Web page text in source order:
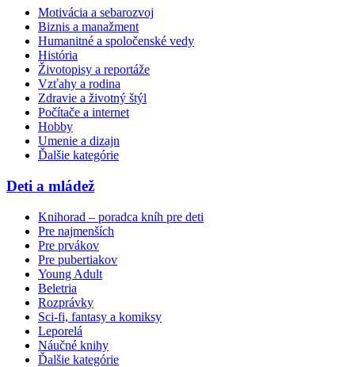
Motivácia a sebarozvoj
Biznis a manažment
Humanitné a spoločenské vedy
História
Životopisy a reportáže
Vzťahy a rodina
Zdravie a životný štýl
Počítače a internet
Hobby
Umenie a dizajn
Ďalšie kategórie
Deti a mládež
Knihorad – poradca kníh pre deti
Pre najmenších
Pre prvákov
Pre pubertiakov
Young Adult
Beletria
Rozprávky
Sci-fi, fantasy a komiksy
Leporelá
Náučné knihy
Ďalšie kategórie